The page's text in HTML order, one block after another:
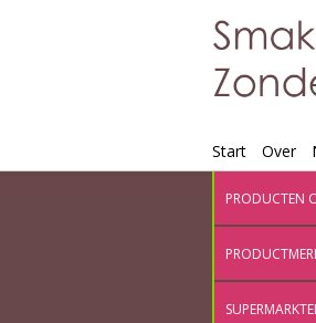
Start Over
PRODUCTEN